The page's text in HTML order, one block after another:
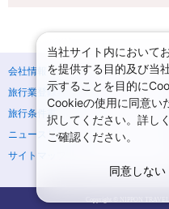
会社情報
旅行業登録票・約款
旅行条件書
ニュースリリース
サイトマップ
当社サイト内において
を提供する目的及び当
示することを目的に
Cookieの使用に同意い
択してください。詳し
ご確認ください。
同意しない